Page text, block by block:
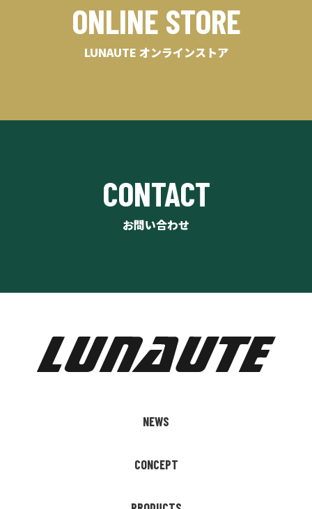
ONLINE STORE
LUNAUTE オンラインストア
CONTACT
お問い合わせ
NEWS
CONCEPT